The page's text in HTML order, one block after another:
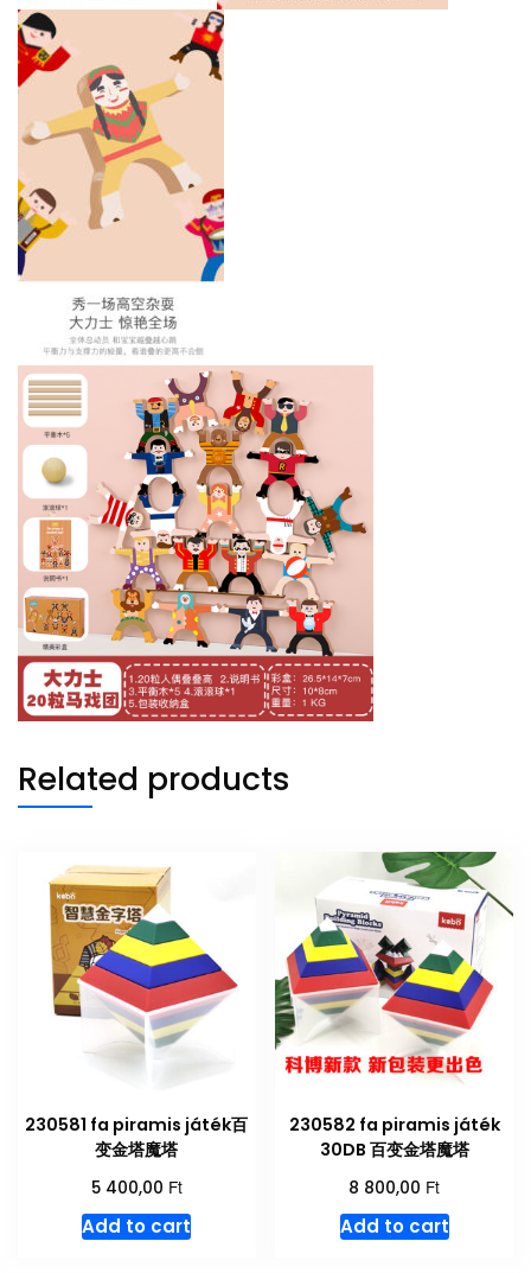
Related products
230581 fa piramis játék百
变金塔魔塔
5 400,00 Ft
Add to cart
230582 fa piramis játék
30DB 百变金塔魔塔
8 800,00 Ft
Add to cart